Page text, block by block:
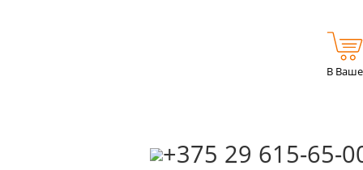
‎+375 29 615-65-
В